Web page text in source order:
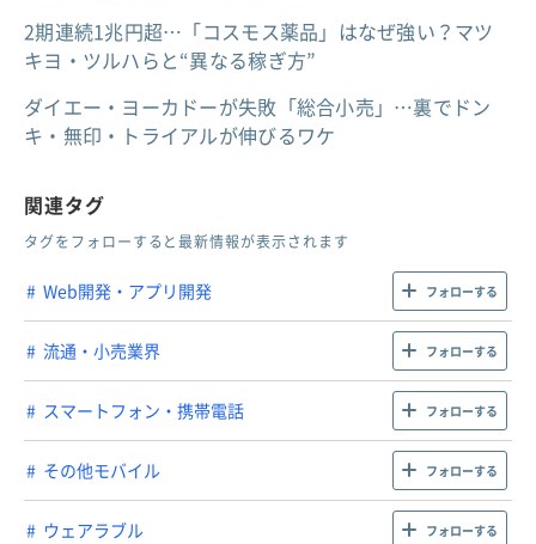
2期連続1兆円超…「コスモス薬品」はなぜ強い？マツ
キヨ・ツルハらと“異なる稼ぎ方”
ダイエー・ヨーカドーが失敗「総合小売」…裏でドン
キ・無印・トライアルが伸びるワケ
関連タグ
タグをフォローすると最新情報が表示されます
Web開発・アプリ開発 フォローする
流通・小売業界 フォローする
スマートフォン・携帯電話 フォローする
その他モバイル フォローする
ウェアラブル フォローする